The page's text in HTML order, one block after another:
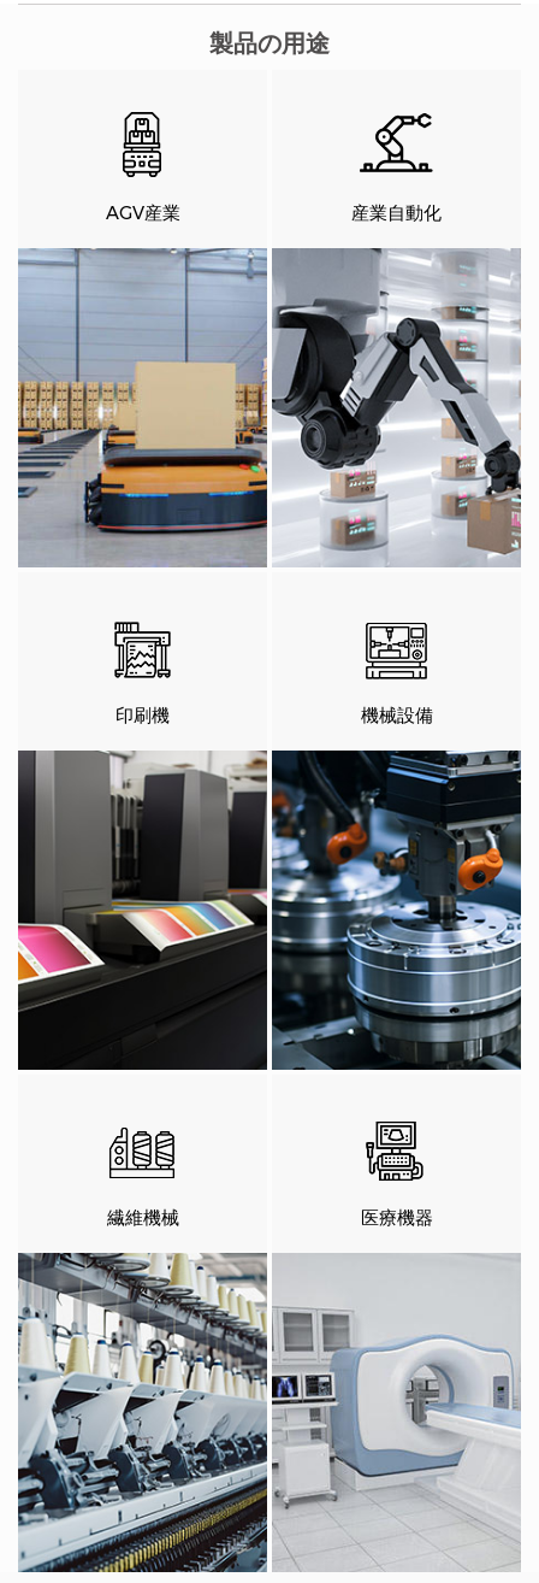
製品の用途
AGV産業 産業自動化
印刷機 機械設備
繊維機械 医療機器